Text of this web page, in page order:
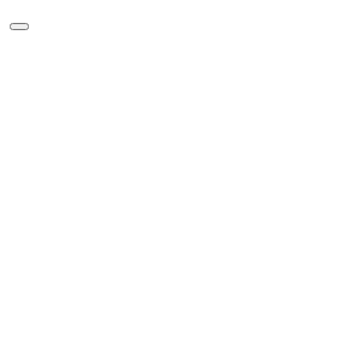
Toggle